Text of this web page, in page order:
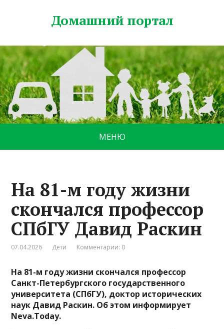
Домашний портал
МЕНЮ
На 81-м году жизни
скончался профессор
СПбГУ Давид Раскин
07.04.2026 Дети Комментарии: 0
На 81-м году жизни скончался профессор
Санкт-Петербургского государственного
университета (СПбГУ), доктор исторических
наук Давид Раскин. Об этом информирует
Neva.Today.